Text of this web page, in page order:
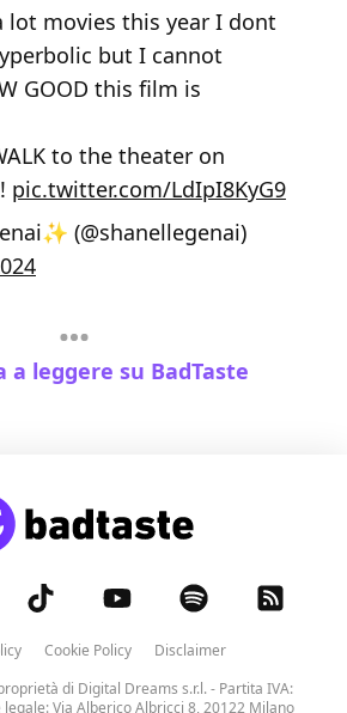
lot movies this year I dont
but I cannot
GOOD this film is
to the theater on
pic.twitter.com/LdIpI8KyG9
(@shanellegenai)
a leggere su BadTaste
Cookie Policy
Disclaimer
di Digital Dreams s.r.l.- Partita IVA:
legale: Via Alberico Albricci 8, 20122 Milano